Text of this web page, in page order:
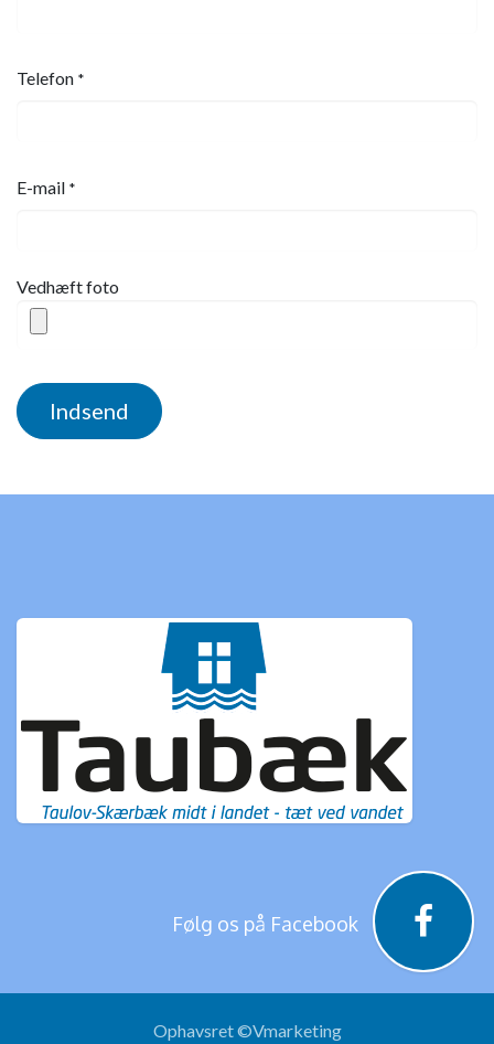
Telefon *
E-mail *
Vedhæft foto
Indsend
Følg os på Facebook
Ophavsret ©Vmarketing